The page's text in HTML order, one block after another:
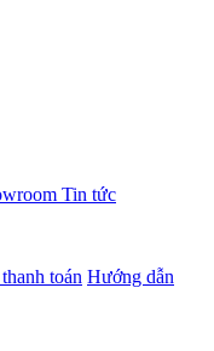
Tin tức
toán Hướng dẫn